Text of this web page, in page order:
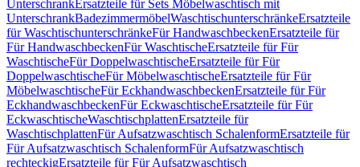
UnterschrankErsatzteile für Sets Möbelwaschtisch mit
UnterschrankBadezimmermöbelWaschtischunterschränkeErsatzteile
für WaschtischunterschränkeFür HandwaschbeckenErsatzteile für
Für HandwaschbeckenFür WaschtischeErsatzteile für Für
WaschtischeFür DoppelwaschtischeErsatzteile für Für
DoppelwaschtischeFür MöbelwaschtischeErsatzteile für Für
MöbelwaschtischeFür EckhandwaschbeckenErsatzteile für Für
EckhandwaschbeckenFür EckwaschtischeErsatzteile für Für
EckwaschtischeWaschtischplattenErsatzteile für
WaschtischplattenFür Aufsatzwaschtisch SchalenformErsatzteile für
Für Aufsatzwaschtisch SchalenformFür Aufsatzwaschtisch
rechteckigErsatzteile für Für Aufsatzwaschtisch